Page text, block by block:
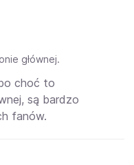
głównej.
choć to
są bardzo
fanów.